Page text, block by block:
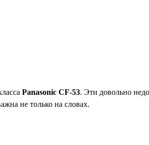
Panasonic CF-53. Эти довольно
не только на словах.